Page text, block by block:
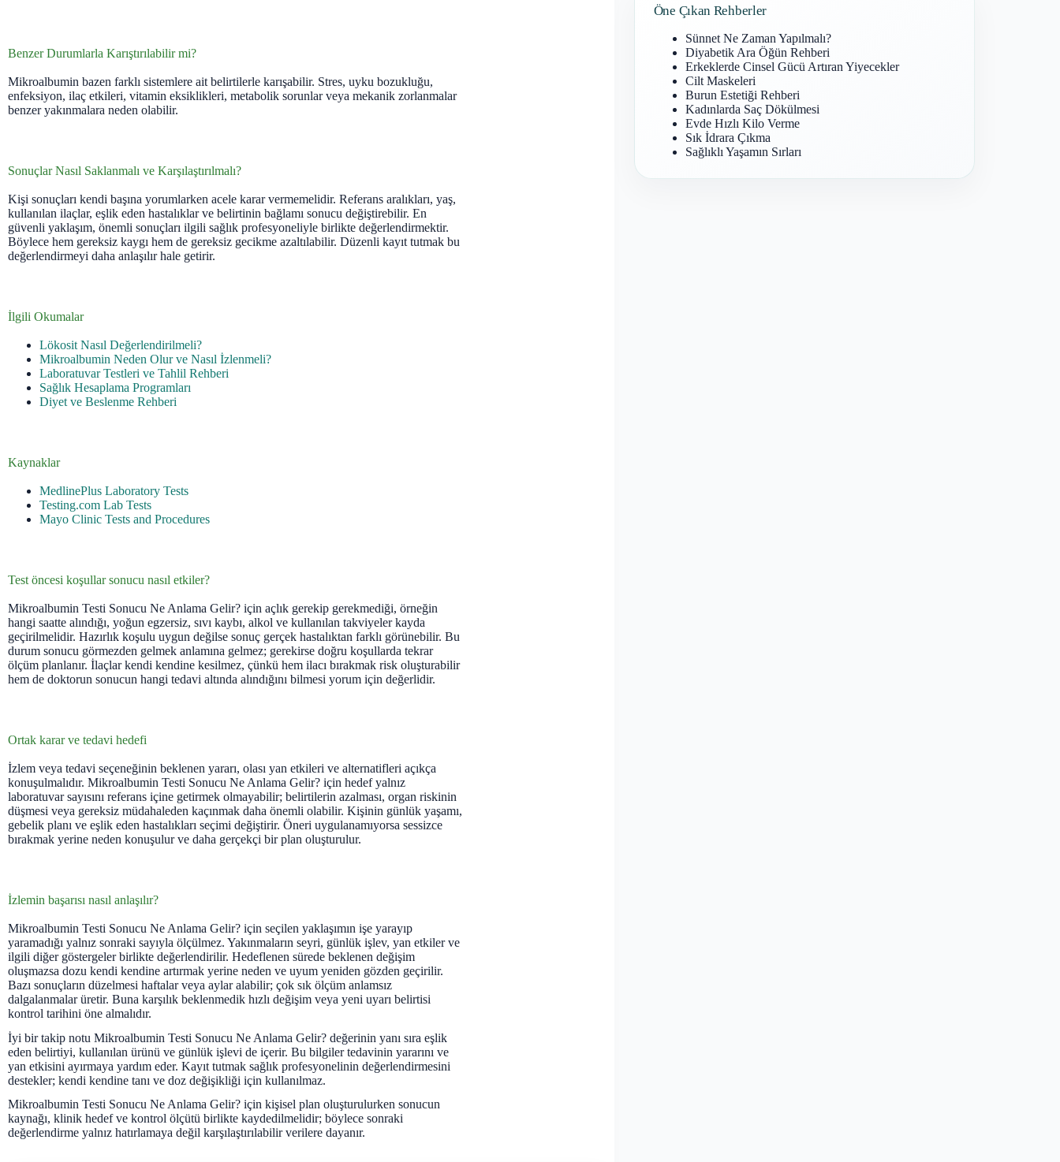
Benzer Durumlarla Karıştırılabilir mi?
Mikroalbumin bazen farklı sistemlere ait belirtilerle karışabilir. Stres, uyku bozukluğu,
enfeksiyon, ilaç etkileri, vitamin eksiklikleri, metabolik sorunlar veya mekanik zorlanmalar
benzer yakınmalara neden olabilir.
Sonuçlar Nasıl Saklanmalı ve Karşılaştırılmalı?
Kişi sonuçları kendi başına yorumlarken acele karar vermemelidir. Referans aralıkları, yaş,
kullanılan ilaçlar, eşlik eden hastalıklar ve belirtinin bağlamı sonucu değiştirebilir. En
güvenli yaklaşım, önemli sonuçları ilgili sağlık profesyoneliyle birlikte değerlendirmektir.
Böylece hem gereksiz kaygı hem de gereksiz gecikme azaltılabilir. Düzenli kayıt tutmak bu
değerlendirmeyi daha anlaşılır hale getirir.
İlgili Okumalar
Lökosit Nasıl Değerlendirilmeli?
Mikroalbumin Neden Olur ve Nasıl İzlenmeli?
Laboratuvar Testleri ve Tahlil Rehberi
Sağlık Hesaplama Programları
Diyet ve Beslenme Rehberi
Kaynaklar
MedlinePlus Laboratory Tests
Testing.com Lab Tests
Mayo Clinic Tests and Procedures
Test öncesi koşullar sonucu nasıl etkiler?
Mikroalbumin Testi Sonucu Ne Anlama Gelir? için açlık gerekip gerekmediği, örneğin
hangi saatte alındığı, yoğun egzersiz, sıvı kaybı, alkol ve kullanılan takviyeler kayda
geçirilmelidir. Hazırlık koşulu uygun değilse sonuç gerçek hastalıktan farklı görünebilir. Bu
durum sonucu görmezden gelmek anlamına gelmez; gerekirse doğru koşullarda tekrar
ölçüm planlanır. İlaçlar kendi kendine kesilmez, çünkü hem ilacı bırakmak risk oluşturabilir
hem de doktorun sonucun hangi tedavi altında alındığını bilmesi yorum için değerlidir.
Ortak karar ve tedavi hedefi
İzlem veya tedavi seçeneğinin beklenen yararı, olası yan etkileri ve alternatifleri açıkça
konuşulmalıdır. Mikroalbumin Testi Sonucu Ne Anlama Gelir? için hedef yalnız
laboratuvar sayısını referans içine getirmek olmayabilir; belirtilerin azalması, organ riskinin
düşmesi veya gereksiz müdahaleden kaçınmak daha önemli olabilir. Kişinin günlük yaşamı,
gebelik planı ve eşlik eden hastalıkları seçimi değiştirir. Öneri uygulanamıyorsa sessizce
bırakmak yerine neden konuşulur ve daha gerçekçi bir plan oluşturulur.
İzlemin başarısı nasıl anlaşılır?
Mikroalbumin Testi Sonucu Ne Anlama Gelir? için seçilen yaklaşımın işe yarayıp
yaramadığı yalnız sonraki sayıyla ölçülmez. Yakınmaların seyri, günlük işlev, yan etkiler ve
ilgili diğer göstergeler birlikte değerlendirilir. Hedeflenen sürede beklenen değişim
oluşmazsa dozu kendi kendine artırmak yerine neden ve uyum yeniden gözden geçirilir.
Bazı sonuçların düzelmesi haftalar veya aylar alabilir; çok sık ölçüm anlamsız
dalgalanmalar üretir. Buna karşılık beklenmedik hızlı değişim veya yeni uyarı belirtisi
kontrol tarihini öne almalıdır.
İyi bir takip notu Mikroalbumin Testi Sonucu Ne Anlama Gelir? değerinin yanı sıra eşlik
eden belirtiyi, kullanılan ürünü ve günlük işlevi de içerir. Bu bilgiler tedavinin yararını ve
yan etkisini ayırmaya yardım eder. Kayıt tutmak sağlık profesyonelinin değerlendirmesini
destekler; kendi kendine tanı ve doz değişikliği için kullanılmaz.
Mikroalbumin Testi Sonucu Ne Anlama Gelir? için kişisel plan oluşturulurken sonucun
kaynağı, klinik hedef ve kontrol ölçütü birlikte kaydedilmelidir; böylece sonraki
değerlendirme yalnız hatırlamaya değil karşılaştırılabilir verilere dayanır.
Öne Çıkan Rehberler
Sünnet Ne Zaman Yapılmalı?
Diyabetik Ara Öğün Rehberi
Erkeklerde Cinsel Gücü Artıran Yiyecekler
Cilt Maskeleri
Burun Estetiği Rehberi
Kadınlarda Saç Dökülmesi
Evde Hızlı Kilo Verme
Sık İdrara Çıkma
Sağlıklı Yaşamın Sırları